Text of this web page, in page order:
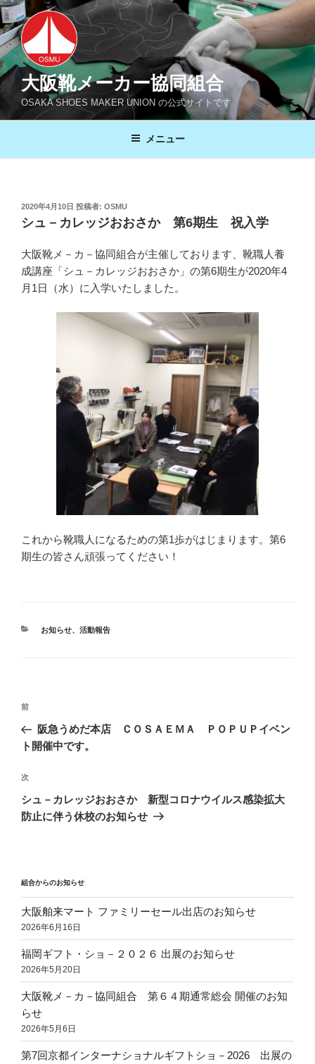
コ
ン
テ
ン
ツ
へ
ス
プ
大阪靴メーカー協同組合
OSAKA SHOES MAKER UNION の公式サイトです
メニュー
投
稿
日:
2020年4月10日 投稿者: OSMU
シュ－カレッジおおさか 第6期生 祝入学
大阪靴メ－カ－協同組合が主催しております、靴職人養
成講座「シュ－カレッジおおさか」の第6期生が2020年4
月1日（水）に入学いたしました。
これから靴職人になるための第1歩がはじまります。第6
期生の皆さん頑張ってください！
カ
お知らせ、 活動報告
投
ナ
ゲ
ー
シ
前
の
投
前
阪急うめだ本店 ＣＯＳＡＥＭＡ ＰＯＰＵＰイベン
ト開催中です。
次
の
投
次
シュ－カレッジおおさか 新型コロナウイルス感染拡大
防止に伴う休校のお知らせ
組合からのお知らせ
大阪舶来マート ファミリーセール出店のお知らせ
2026年6月16日
福岡ギフト・ショ－２０２６ 出展のお知らせ
2026年5月20日
大阪靴メ－カ－協同組合 第６４期通常総会 開催のお知
らせ
2026年5月6日
第7回京都インターナショナルギフトショ－2026 出展の